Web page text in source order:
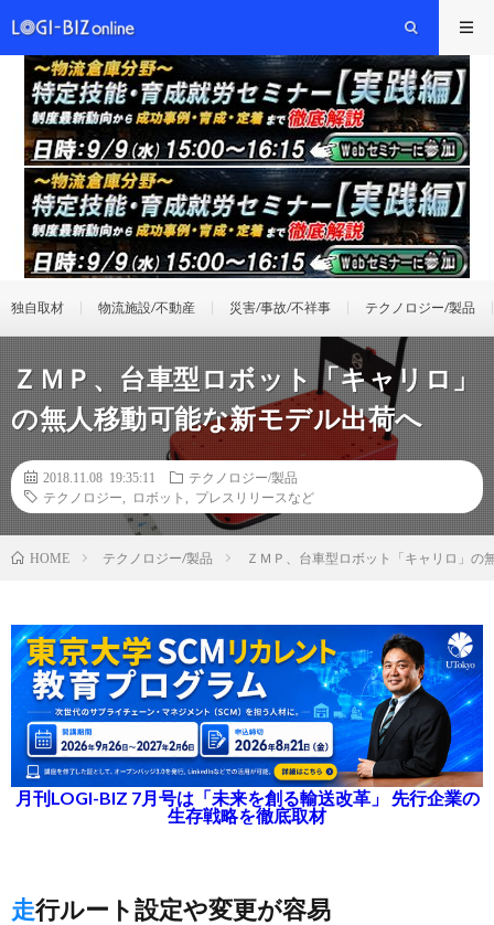
独自取材 物流施設/不動産 災害/事故/不祥事 テクノロジー/製品
ＺＭＰ、台車型ロボット「キャリロ」
の無人移動可能な新モデル出荷へ
2018.11.08 19:35:11
テクノロジー/製品
テクノロジー
ロボット プレスリリースなど
HOME テクノロジー/製品 ＺＭＰ、台車型ロボット「キャリロ」の
月刊LOGI-BIZ 7月号は「未来を創る輸送改革」 先行企業の
生存戦略を徹底取材
走行ルート設定や変更が容易